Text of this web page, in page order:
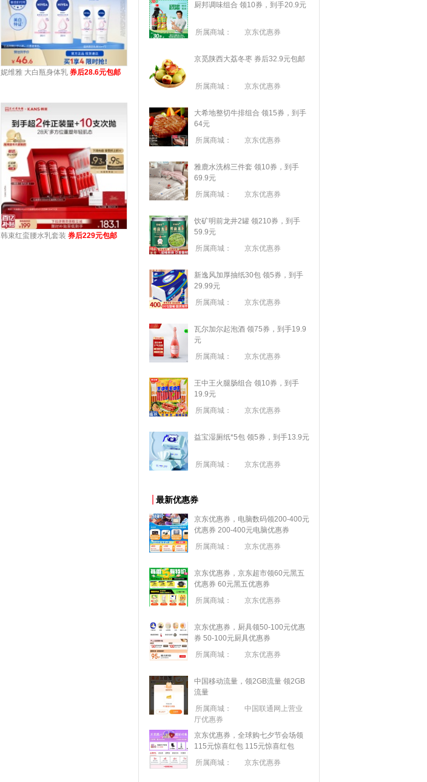
妮维雅 大白瓶身体乳 券后28.6元包邮
韩束红蛮腰水乳套装 券后229元包邮
厨邦调味组合 领10券，到手20.9元
所属商城： 京东优惠券
京觅陕西大荔冬枣 券后32.9元包邮
所属商城： 京东优惠券
大希地整切牛排组合 领15券，到手
64元
所属商城：
京东优惠券
雅鹿水洗棉三件套 领10券，到手
69.9元
所属商城：
京东优惠券
饮矿明前龙井2罐 领210券，到手
59.9元
所属商城：
京东优惠券
新逸风加厚抽纸30包 领5券，到手
29.99元
所属商城：
京东优惠券
瓦尔加尔起泡酒 领75券，到手19.9
元
所属商城：
京东优惠券
王中王火腿肠组合 领10券，到手
19.9元
所属商城：
京东优惠券
益宝湿厕纸*5包 领5券，到手13.9元
所属商城： 京东优惠券
最新优惠券
京东优惠券，电脑数码领200-400元
优惠券 200-400元电脑优惠券
所属商城：
京东优惠券
京东优惠券，京东超市领60元黑五
优惠券 60元黑五优惠券
所属商城：
京东优惠券
京东优惠券，厨具领50-100元优惠
券 50-100元厨具优惠券
所属商城：
京东优惠券
中国移动流量，领2GB流量 领2GB
流量
所属商城：
中国联通网上营业
厅优惠券
京东优惠券，全球购七夕节会场领
115元惊喜红包 115元惊喜红包
所属商城：
京东优惠券